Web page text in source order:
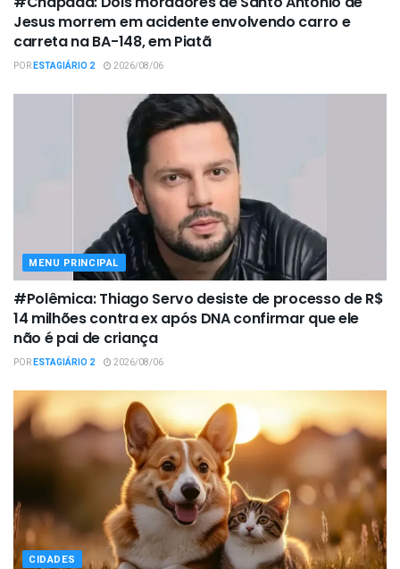
Jesus morrem em acidente envolvendo carro e
carreta na BA-148, em Piatã
PORESTAGIÁRIO 2 2026/08/06
MENU PRINCIPAL
#Polêmica: Thiago Servo desiste de processo de R$
14 milhões contra ex após DNA confirmar que ele
não é pai de criança
PORESTAGIÁRIO 2 2026/08/06
CIDADES